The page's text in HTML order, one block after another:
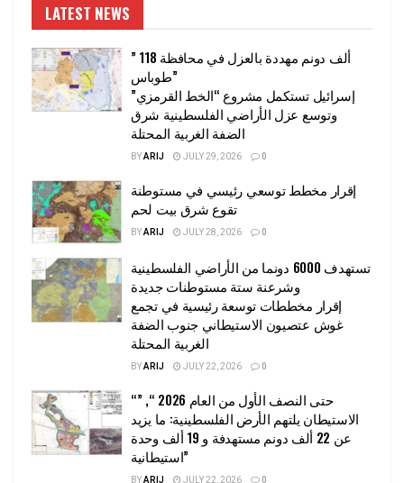
LATEST NEWS
” 118 ألف دونم مهددة بالعزل في محافظة
طوباس”
إسرائيل تستكمل مشروع “الخط القرمزي”
وتوسع عزل الأراضي الفلسطينية شرق
الضفة الغربية المحتلة
BYARIJ JULY 29, 2026 0
إقرار مخطط توسعي رئيسي في مستوطنة
تقوع شرق بيت لحم
BYARIJ JULY 28, 2026 0
تستهدف 6000 دونما من الأراضي الفلسطينية
وشرعنة ستة مستوطنات جديدة
إقرار مخططات توسعة رئيسية في تجمع
غوش عتصيون الاستيطاني جنوب الضفة
الغربية المحتلة
BYARIJ JULY 22, 2026 0
“حتى النصف الأول من العام 2026 “, ”
الاستيطان يلتهم الأرض الفلسطينية: ما يزيد
عن 22 ألف دونم مستهدفة و 19 ألف وحدة
استيطانية”